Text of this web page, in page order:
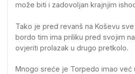
može biti i zadovoljan krajnjim
Tako je pred revanš na Koševu
bordo tim ima priliku pred svojim
ovjeriti prolazak u drugo pretkolo.
Mnogo sreće je Torpedo imao već